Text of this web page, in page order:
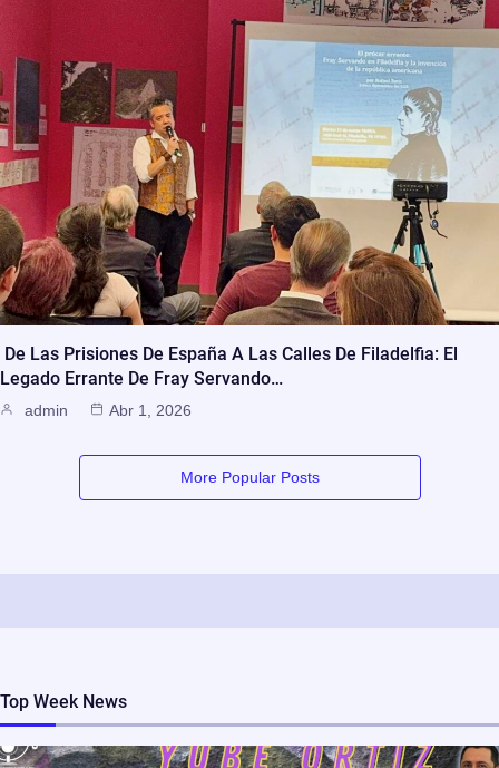
De Las Prisiones De España A Las Calles De Filadelfia: El
Legado Errante De Fray Servando…
admin Abr 1, 2026
More Popular Posts
Top Week News